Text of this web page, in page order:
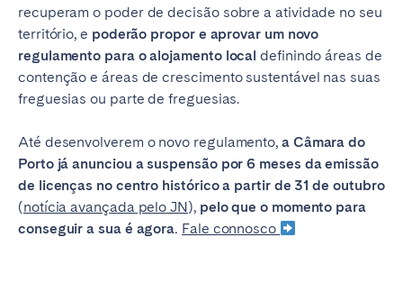
recuperam o poder de decisão sobre a atividade no seu
território, e poderão propor e aprovar um novo
regulamento para o alojamento local definindo áreas de
contenção e áreas de crescimento sustentável nas suas
freguesias ou parte de freguesias.
Até desenvolverem o novo regulamento, a Câmara do
Porto já anunciou a suspensão por 6 meses da emissão
de licenças no centro histórico a partir de 31 de outubro
(notícia avançada pelo JN),pelo que o momento para
conseguir a sua é agora. Fale connosco